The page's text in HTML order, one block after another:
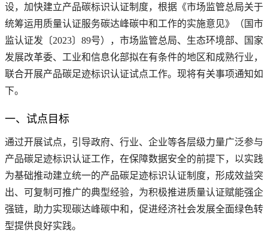
设，加快建立产品碳标识认证制度，根据《市场监管总局关于
统筹运用质量认证服务碳达峰碳中和工作的实施意见》（国市
监认证发〔2023〕89号），市场监管总局、生态环境部、国家
发展改革委、工业和信息化部拟在有条件的地区和成熟行业，
联合开展产品碳足迹标识认证试点工作。现将有关事项通知如
下。
一、试点目标
通过开展试点，引导政府、行业、企业等各层级力量广泛参与
产品碳足迹标识认证工作，在保障数据安全的前提下，以实践
为基础推动建立统一的产品碳足迹标识认证制度，形成效益突
出、可复制可推广的典型经验，为积极推进质量认证赋能强企
强链，助力实现碳达峰碳中和，促进经济社会发展全面绿色转
型提供良好实践。